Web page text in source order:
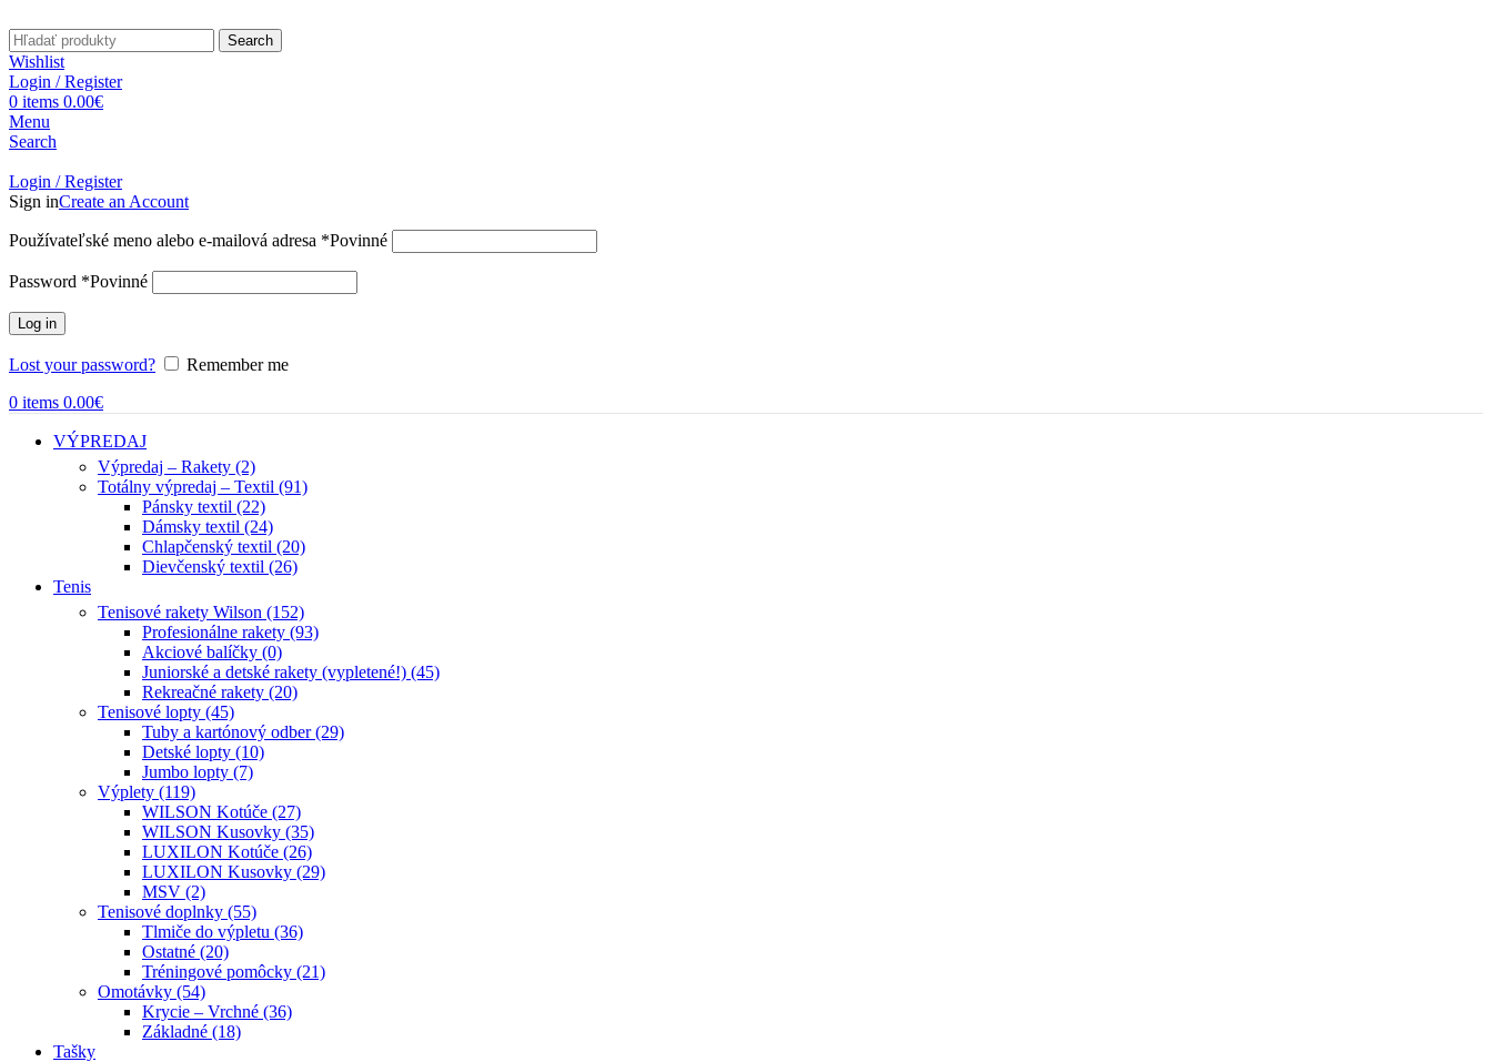
Search
Wishlist
Login / Register
0 items 0.00€
Menu
Search
Login / Register
Sign inCreate an Account
Používateľské meno alebo e-mailová adresa *Povinné
Password *Povinné
Log in
Lost your password?
Remember me
0 items 0.00€
VÝPREDAJ
Výpredaj – Rakety (2)
Totálny výpredaj – Textil (91)
Pánsky textil (22)
Dámsky textil (24)
Chlapčenský textil (20)
Dievčenský textil (26)
Tenis
Tenisové rakety Wilson (152)
Profesionálne rakety (93)
Akciové balíčky (0)
Juniorské a detské rakety (vypletené!) (45)
Rekreačné rakety (20)
Tenisové lopty (45)
Tuby a kartónový odber (29)
Detské lopty (10)
Jumbo lopty (7)
Výplety (119)
WILSON Kotúče (27)
WILSON Kusovky (35)
LUXILON Kotúče (26)
LUXILON Kusovky (29)
MSV (2)
Tenisové doplnky (55)
Tlmiče do výpletu (36)
Ostatné (20)
Tréningové pomôcky (21)
Omotávky (54)
Krycie – Vrchné (36)
Základné (18)
Tašky